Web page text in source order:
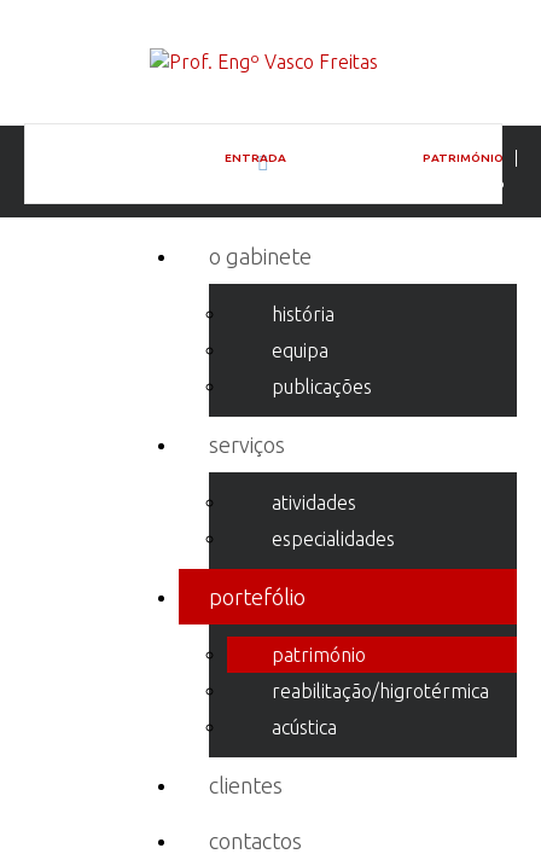
o gabinete
história
equipa
publicações
serviços
atividades
especialidades
portefólio
património
reabilitação/higrotérmica
acústica
clientes
contactos
ENTRADA
PATRIMÓNIO
PALÁCIO DO BUSSACO